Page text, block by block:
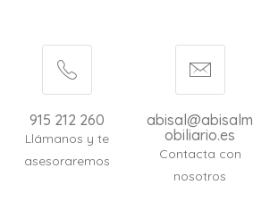
915 212 260
Llámanos y te
asesoraremos
abisal@abisalm
obiliario.es
Contacta con
nosotros